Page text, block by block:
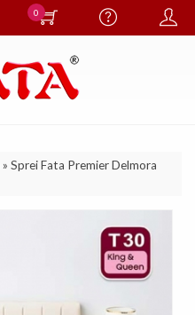
0
» Sprei Fata Premier Delmora